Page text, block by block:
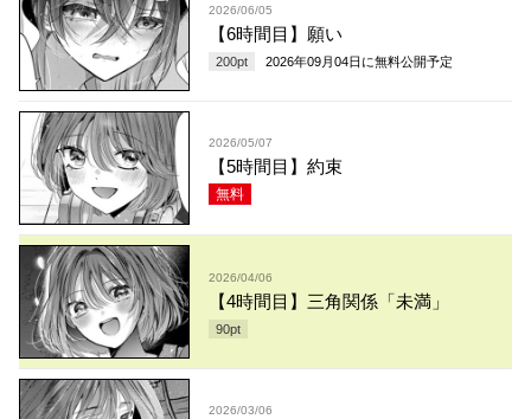
2026/06/05
【6時間目】願い
200pt 2026年09月04日 に無料公開予定
2026/05/07
【5時間目】約束
無料
2026/04/06
【4時間目】三角関係「未満」
90pt
2026/03/06